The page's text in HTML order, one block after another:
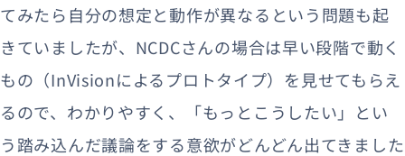
てみたら自分の想定と動作が異なるという問題も起
きていましたが、NCDCさんの場合は早い段階で動く
もの（InVisionによるプロトタイプ）を見せてもらえ
るので、わかりやすく、「もっとこうしたい」とい
う踏み込んだ議論をする意欲がどんどん出てきました